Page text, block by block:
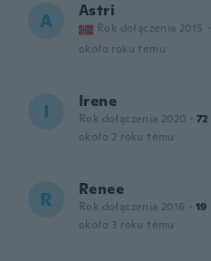
A Astri
Rok dołączenia 2015 ·
około roku temu
I Irene
Rok dołączenia 2020 · 72
około 2 roku temu
R Renee
Rok dołączenia 2016 · 19
około 3 roku temu